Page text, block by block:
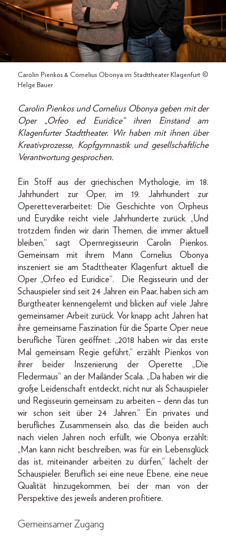
Carolin Pienkos & Cornelius Obonya im Stadttheater Klagenfurt ©
Helge Bauer
Carolin Pienkos und Cornelius Obonya geben mit der
Oper „Orfeo ed Euridice“ ihren Einstand am
Klagenfurter Stadttheater. Wir haben mit ihnen über
Kreativprozesse, Kopfgymnastik und gesellschaftliche
Verantwortung gesprochen.
Ein Stoff aus der griechischen Mythologie, im 18.
Jahrhundert zur Oper, im 19. Jahrhundert zur
Operetteverarbeitet: Die Geschichte von Orpheus
und Eurydike reicht viele Jahrhunderte zurück. „Und
trotzdem finden wir darin Themen, die immer aktuell
bleiben,“ sagt Opernregisseurin Carolin Pienkos.
Gemeinsam mit ihrem Mann Cornelius Obonya
inszeniert sie am Stadttheater Klagenfurt aktuell die
Oper „Orfeo ed Euridice“. Die Regisseurin und der
Schauspieler sind seit 24 Jahren ein Paar, haben sich am
Burgtheater kennengelernt und blicken auf viele Jahre
gemeinsamer Arbeit zurück. Vor knapp acht Jahren hat
ihre gemeinsame Faszination für die Sparte Oper neue
berufliche Türen geöffnet: „2018 haben wir das erste
Mal gemeinsam Regie geführt,“ erzählt Pienkos von
ihrer beider Inszenierung der Operette „Die
Fledermaus“ an der Mailänder Scala. „Da haben wir die
große Leidenschaft entdeckt, nicht nur als Schauspieler
und Regisseurin gemeinsam zu arbeiten – denn das tun
wir schon seit über 24 Jahren.“ Ein privates und
berufliches Zusammensein also, das die beiden auch
nach vielen Jahren noch erfüllt, wie Obonya erzählt:
„Man kann nicht beschreiben, was für ein Lebensglück
das ist, miteinander arbeiten zu dürfen,“ lächelt der
Schauspieler. Beruflich sei eine neue Ebene, eine neue
Qualität hinzugekommen, bei der man von der
Perspektive des jeweils anderen profitiere.
Gemeinsamer Zugang